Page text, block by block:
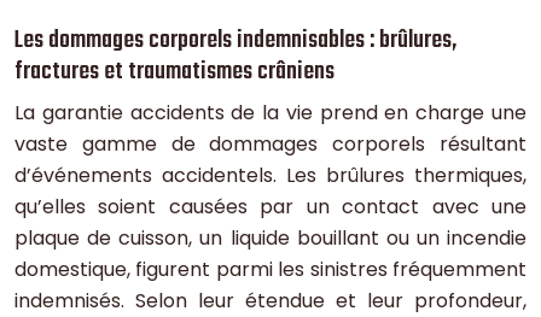
Les dommages corporels indemnisables : brûlures,
fractures et traumatismes crâniens
La garantie accidents de la vie prend en charge une
vaste gamme de dommages corporels résultant
d’événements accidentels. Les brûlures thermiques,
qu’elles soient causées par un contact avec une
plaque de cuisson, un liquide bouillant ou un incendie
domestique, figurent parmi les sinistres fréquemment
indemnisés. Selon leur étendue et leur profondeur,